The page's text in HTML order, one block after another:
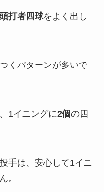
打者四球をよく出し
くパターンが多いで
1イニングに2個の四
手は、安心して1イニ
。